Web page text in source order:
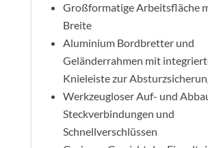
Großformatige Arbeitsfläche
Breite
Aluminium Bordbretter und
Geländerrahmen mit
Knieleiste zur
Werkzeugloser Auf- und
Steckverbindungen und
Schnellverschlüssen